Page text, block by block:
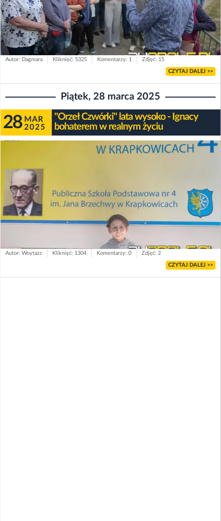
Autor: Dagmara Kliknięć: 5325 Komentarzy: 1 Zdjęć: 15
CZYTAJ DALEJ >>
Piątek, 28 marca 2025
28 MAR
2025
"Orzeł Czwórki" lata wysoko - Ignacy
bohaterem w realnym życiu
Autor: Woytazz Kliknięć: 1304 Komentarzy: 0 Zdjęć: 2
CZYTAJ DALEJ >>